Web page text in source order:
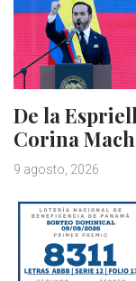
De la
Corina
9 agosto, 2026